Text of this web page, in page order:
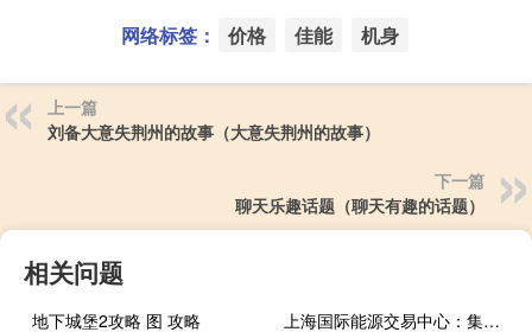
网络标签： 价格 佳能 机身
上一篇
刘备大意失荆州的故事（大意失荆州的故事）
下一篇
聊天乐趣话题（聊天有趣的话题）
相关问题
地下城堡2攻略 图 攻略 上海国际能源交易中心：集运指数（欧线）期货8月18日起上市交易